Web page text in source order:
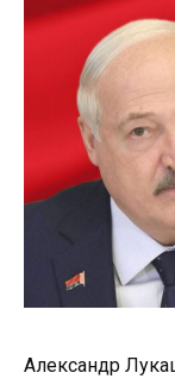
Александр